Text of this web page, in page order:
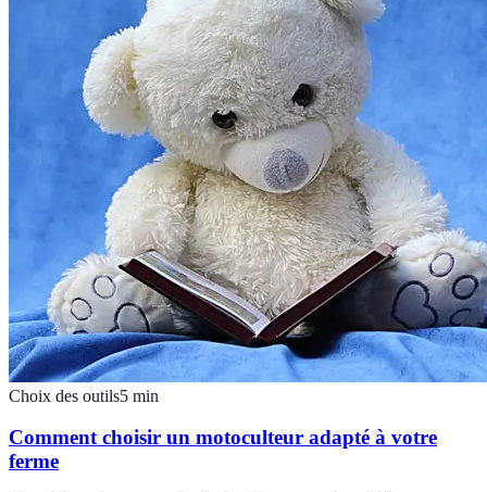
Choix des outils5 min
Comment choisir un motoculteur adapté à votre
ferme